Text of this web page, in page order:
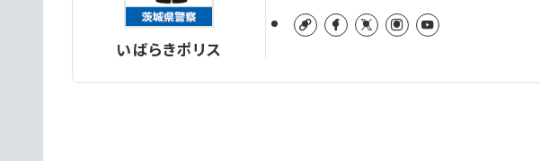
いばらきポリス